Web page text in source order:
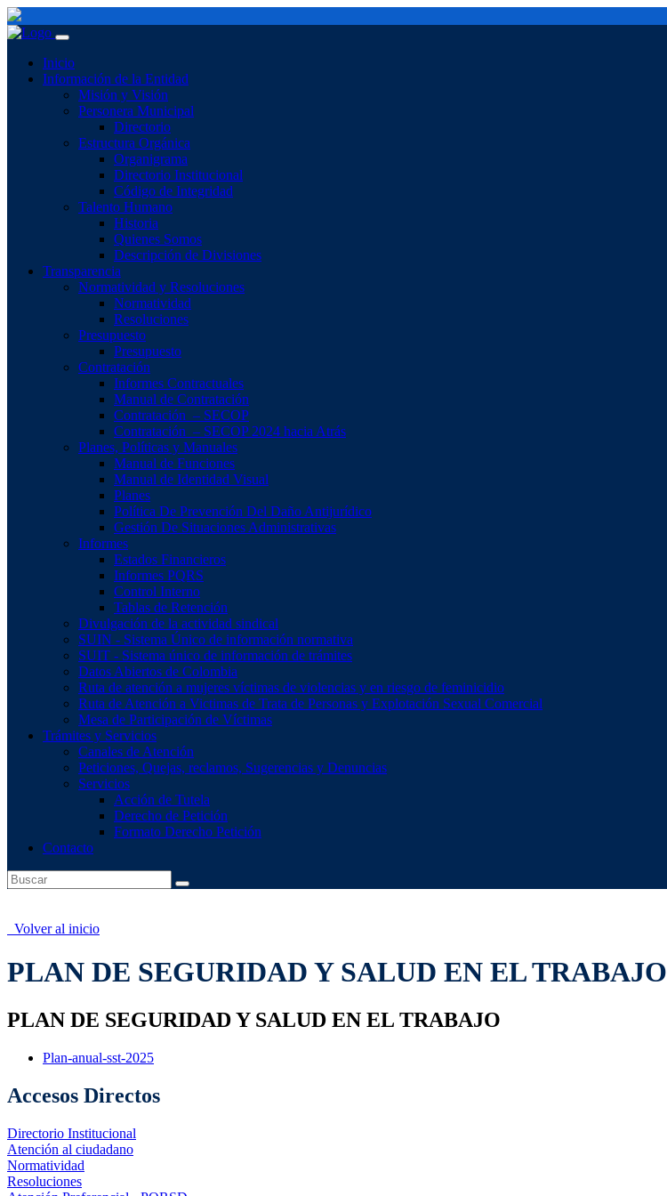
Inicio
Información de la Entidad
Misión y Visión
Personera Municipal
Directorio
Estructura Orgánica
Organigrama
Directorio Institucional
Código de Integridad
Talento Humano
Historia
Quienes Somos
Descripción de Divisiones
Transparencia
Normatividad y Resoluciones
Normatividad
Resoluciones
Presupuesto
Presupuesto
Contratación
Informes Contractuales
Manual de Contratación
Contratación – SECOP
Contratación – SECOP 2024 hacia Atrás
Planes, Políticas y Manuales
Manual de Funciones
Manual de Identidad Visual
Planes
Política De Prevención Del Daño Antijurídico
Gestión De Situaciones Administrativas
Informes
Estados Financieros
Informes PQRS
Control Interno
Tablas de Retención
Divulgación de la actividad sindical
SUIN - Sistema Único de información normativa
SUIT - Sistema único de información de trámites
Datos Abiertos de Colombia
Ruta de atención a mujeres víctimas de violencias y en riesgo de feminicidio
Ruta de Atención a Victimas de Trata de Personas y Explotación Sexual Comercial
Mesa de Participación de Víctimas
Trámites y Servicios
Canales de Atención
Peticiones, Quejas, reclamos, Sugerencias y Denuncias
Servicios
Acción de Tutela
Derecho de Petición
Formato Derecho Petición
Contacto
Volver al inicio
PLAN DE SEGURIDAD Y SALUD EN EL TRABAJO
PLAN DE SEGURIDAD Y SALUD EN EL TRABAJO
Plan-anual-sst-2025
Accesos Directos
Directorio Institucional
Atención al ciudadano
Normatividad
Resoluciones